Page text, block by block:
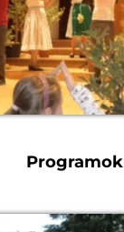
Programok